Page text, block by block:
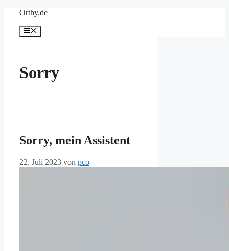
springen
Orthy.de
Menü
Sorry
Sorry, mein Assistent
22. Juli 2023 von pco